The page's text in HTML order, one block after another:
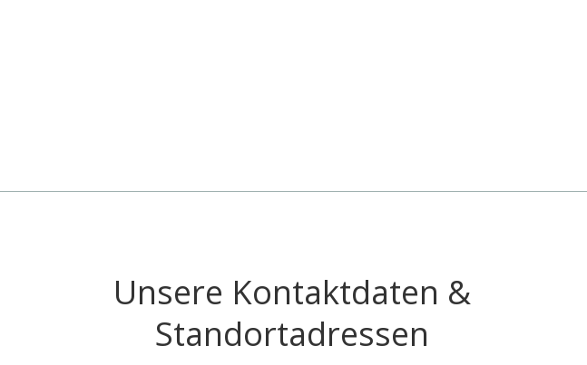
Unsere Kontaktdaten &
Standortadressen